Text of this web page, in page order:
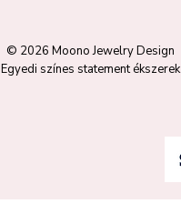
© 2026 Moono Jewelry Design
Egyedi színes statement ékszerek